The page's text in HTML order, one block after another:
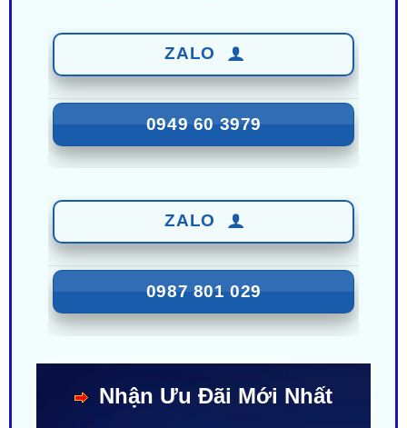
ZALO
0949 60 3979
ZALO
0987 801 029
Nhận Ưu Đãi Mới Nhất